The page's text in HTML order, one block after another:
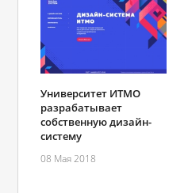
Университет ИТМО
разрабатывает
собственную дизайн-
систему
08 Мая 2018